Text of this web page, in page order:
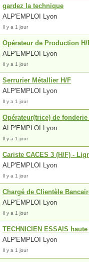
gardez la technique
ALP'EMPLOI Lyon
Il y a 1 jour
Opérateur de Production H/
ALP'EMPLOI Lyon
Il y a 1 jour
Serrurier Métallier H/F
ALP'EMPLOI Lyon
Il y a 1 jour
Opérateur(trice) de
ALP'EMPLOI Lyon
Il y a 1 jour
Cariste CACES 3 (H/F) -
ALP'EMPLOI Lyon
Il y a 1 jour
Chargé de Clientèle
ALP'EMPLOI Lyon
Il y a 1 jour
TECHNICIEN ESSAIS
ALP'EMPLOI Lyon
Il y a 1 jour